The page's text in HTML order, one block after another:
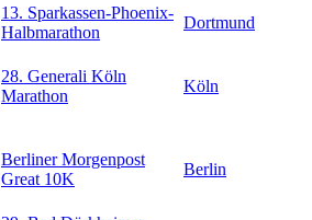
13. Sparkassen-Phoenix-
Halbmarathon
Dortmund
28. Generali Köln
Marathon
Köln
Berliner Morgenpost
Great 10K
Berlin